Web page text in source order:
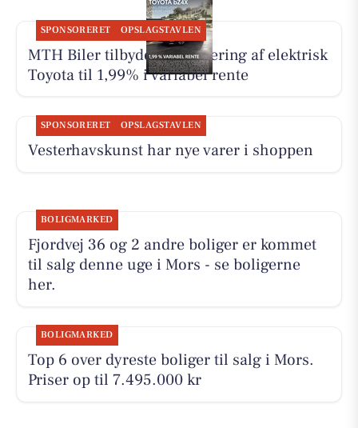
SPONSORERET OPSLAGSTAVLEN
MTH Biler tilbyder finansiering af elektrisk
Toyota til 1,99% i variabel rente
SPONSORERET OPSLAGSTAVLEN
Vesterhavskunst har nye varer i shoppen
BOLIGMARKED
Fjordvej 36 og 2 andre boliger er kommet
til salg denne uge i Mors - se boligerne
her.
BOLIGMARKED
Top 6 over dyreste boliger til salg i Mors.
Priser op til 7.495.000 kr